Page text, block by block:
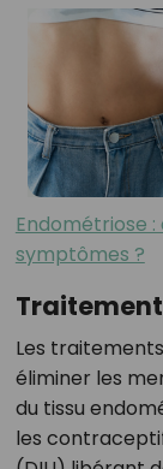
Endométriose
symptômes ?
Les
éliminer les
du tissu
les